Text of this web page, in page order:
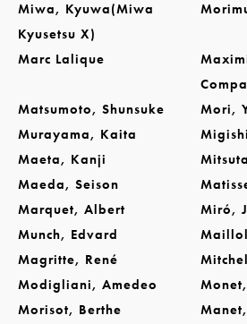
Miwa, Kyuwa(Miwa
Kyusetsu X)
Marc Lalique
Matsumoto, Shunsuke
Mori,
Murayama, Kaita
Maeta, Kanji
Maeda, Seison
Marquet, Albert
Miró,
Munch, Edvard
Magritte, René
Modigliani, Amedeo
Morisot, Berthe